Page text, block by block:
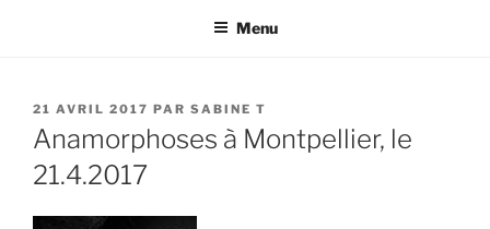
Menu
PUBLIÉ
LE
21 AVRIL 2017 PAR SABINE T
Anamorphoses à Montpellier, le
21.4.2017